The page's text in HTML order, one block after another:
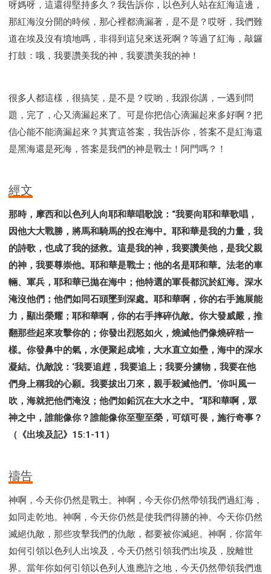
呀媽呀，這還得堅持多久？我告訴你，以色列人站在紅海這邊，
那紅海沒分開的時候，那心裡都滴漏著，是不是？哎呀，我們難
道在埃及沒有墳地嗎，非得到這兒來送死啊？等過了紅海，敲鑼
打鼓：哦，我要讚美我的神，我要讚美我的神！
很多人都這樣，很搞笑，是不是？哎喲，我跟你講，一遇到問
題，完了，心又滴漏起來了。可是你把信心滴漏起來多好啊？把
信心能不能滴漏起來？其實這答案，我告訴你，答案不是紅海還
是黑海還是死海，答案是我們的神是戰士！阿門嗎？！
經文
那時，摩西和以色列人向耶和華唱歌說：“我要向耶和華歌唱，
因他大大戰勝，將馬和騎馬的投在海中。耶和華是我的力量，我
的詩歌，也成了我的拯救。這是我的神，我要讚美他，是我父親
的神，我要尊崇他。耶和華是戰士；他的名是耶和華。法老的車
輛、軍兵，耶和華已拋在海中；他特選的軍長都沉於紅海。深水
淹沒他們；他們如同石頭墜到深處。耶和華啊，你的右手施展能
力，顯出榮耀；耶和華啊，你的右手摔碎仇敵。你大發威嚴，推
翻那些起來攻擊你的；你發出烈怒如火，燒滅他們像燒碎秸一
樣。你發鼻中的氣，水便聚起成堆，大水直立如壘，海中的深水
凝結。仇敵說：‘我要追趕，我要追上；我要分擄物，我要在他
們身上稱我的心願。我要拔出刀來，親手殺滅他們。’你叫風一
吹，海就把他們淹沒；他們如鉛沉在大水之中。“耶和華啊，眾
神之中，誰能像你？誰能像你至聖至榮，可頌可畏，施行奇事？
（《出埃及記》15:1-11）
禱告
神啊，今天你仍然是戰士。神啊，今天你仍然帶領我們過紅海，
如同走乾地。神啊，今天你仍然是使我們得勝的神。今天你仍然
滅絕仇敵，那些攻擊我們的仇敵，都要被你滅絕。神啊，你當年
如何引領以色列人出埃及，今天仍然引領我們出埃及，脫離世
界。當年你如何引領以色列人進應許之地，今天仍然帶領我們進